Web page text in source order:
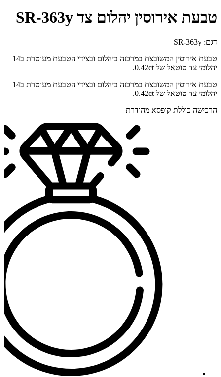
טבעת אירוסין יהלום צד SR-363y
דגם: SR-363y
טבעת אירוסין המשובצת במרכזה ביהלום ובצידי הטבעת מעוטרת ב14
יהלומי צד טוטאל של 0.42ct.
טבעת אירוסין המשובצת במרכזה ביהלום ובצידי הטבעת מעוטרת ב14
יהלומי צד טוטאל של 0.42ct.
הרכישה כוללת קופסא מהודרת